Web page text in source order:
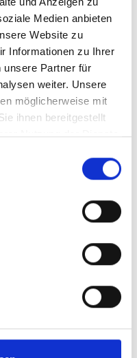
Medien anbieten
Website zu
Informationen zu Ihrer
unsere Partner für
weiter. Unsere
möglicherweise mit
ihnen bereitgestellt
Nutzung der Dienste
Grüner
QbA
Bewertung von 5
ab 7,20 €